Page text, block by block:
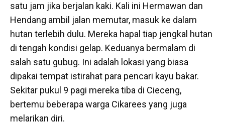
satu jam jika berjalan kaki. Kali ini Hermawan dan
Hendang ambil jalan memutar, masuk ke dalam
hutan terlebih dulu. Mereka hapal tiap jengkal hutan
di tengah kondisi gelap. Keduanya bermalam di
salah satu gubug. Ini adalah lokasi yang biasa
dipakai tempat istirahat para pencari kayu bakar.
Sekitar pukul 9 pagi mereka tiba di Cieceng,
bertemu beberapa warga Cikarees yang juga
melarikan diri.